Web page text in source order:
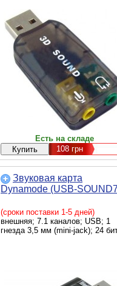
Есть на складе
108грн
Звуковая карта
Dynamode (USB-
(сроки поставки 1-5 дней)
внешняя; 7.1 каналов; USB; 1
гнезда 3,5 мм (mini-jack); 24